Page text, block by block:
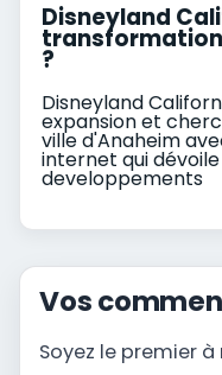
Disneyland
?
Disneyland
expansion et
ville d'Anaheim
internet qui
developpements
Vos
Soyez le premier